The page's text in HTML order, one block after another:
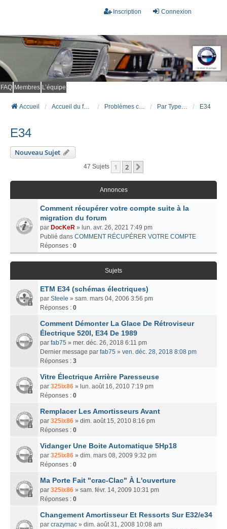
Connexion
Inscription
FAQ Membres L’équipe
Accueil Accueil du forum Problèmes connus et résolus (FAQ) Par Type Carrosserie E34
E34
Nouveau Sujet
47 Sujets 1 2
Annonces
Comment récupérer votre compte suite à la
migration du forum
par DocKeR » lun. avr. 26, 2021 7:49 pm
Publié dans COMMENT RÉCUPÉRER VOTRE COMPTE
Réponses : 0
Sujets
ETM E34 (schémas électriques)
par Steele » sam. mars 04, 2006 3:56 pm
Réponses : 0
Comment Démonter La Glace De Rétroviseur
Électrique 520I, E34 De 1989
par fab75 » mer. déc. 26, 2018 6:11 pm
Dernier message par fab75 » ven. déc. 28, 2018 8:08 pm
Réponses : 3
Vitre Électrique Arrière Paresseuse
par 325ix86 » lun. août 16, 2010 7:19 pm
Réponses : 0
Remplacer Les Amortisseurs Avant
par 325ix86 » dim. août 15, 2010 8:16 pm
Réponses : 0
Vidanger Une Boite Automatique 5Hp18
par 325ix86 » dim. mars 08, 2009 9:32 pm
Réponses : 0
Ma Porte Fait "crac-Clac" À L'ouverture
par 325ix86 » sam. févr. 14, 2009 10:31 pm
Réponses : 0
Changement Amortisseur Et Ressorts Sur E32/e34
par crazymac » dim. août 31, 2008 10:08 am